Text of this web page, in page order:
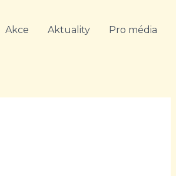
Akce Aktuality Pro média